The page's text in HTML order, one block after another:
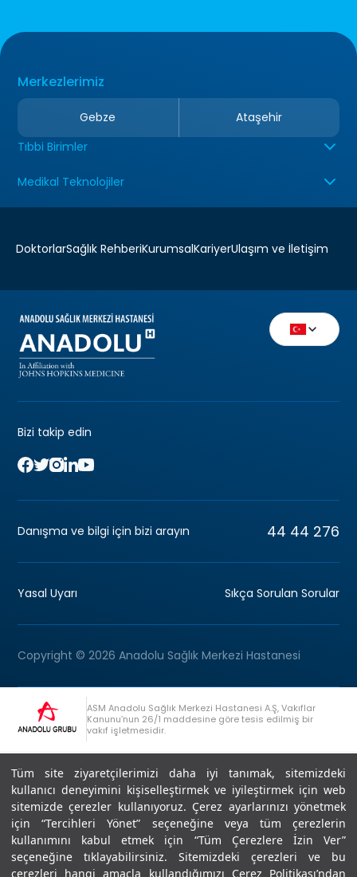
Tüm site ziyaretçilerimizi daha iyi tanımak, sitemizdeki
kullanıcı deneyimini kişiselleştirmek ve iyileştirmek için web
sitemizde çerezler kullanıyoruz. Çerez ayarlarınızı yönetmek
için “Tercihleri Yönet” seçeneğine veya tüm çerezlerin
kullanımını kabul etmek için “Tüm Çerezlere İzin Ver”
seçeneğine tıklayabilirsiniz. Sitemizdeki çerezleri ve bu
çerezleri hangi amaçla kullandığımızı Çerez Politikası’ndan
Merkezlerimiz
Gebze
Ataşehir
Tıbbi Birimler
Medikal Teknolojiler
DoktorlarSağlık RehberiKurumsalKariyerUlaşım ve İletişim
Bizi takip edin
Danışma ve bilgi için bizi arayın 44 44 276
Yasal Uyarı Sıkça Sorulan Sorular
Copyright © 2026 Anadolu Sağlık Merkezi Hastanesi
ASM Anadolu Sağlık Merkezi Hastanesi A.Ş, Vakıflar
Kanunu’nun 26/1 maddesine göre tesis edilmiş bir
vakıf işletmesidir.
Anadolu Grubu Danışma Hattı +90 (262) 678 54 00
Son Güncellenme: 07.07.2026